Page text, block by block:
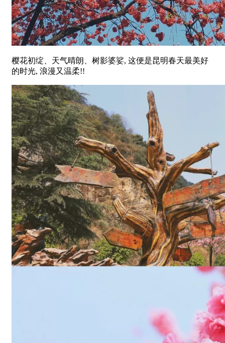
樱花初绽、天气晴朗、树影婆娑, 这便是昆明春天最美好
的时光, 浪漫又温柔!!